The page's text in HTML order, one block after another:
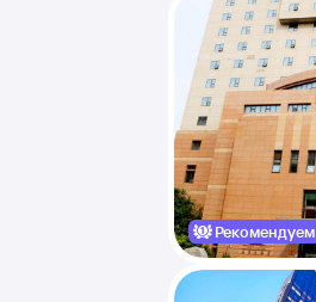
Рекомендуем